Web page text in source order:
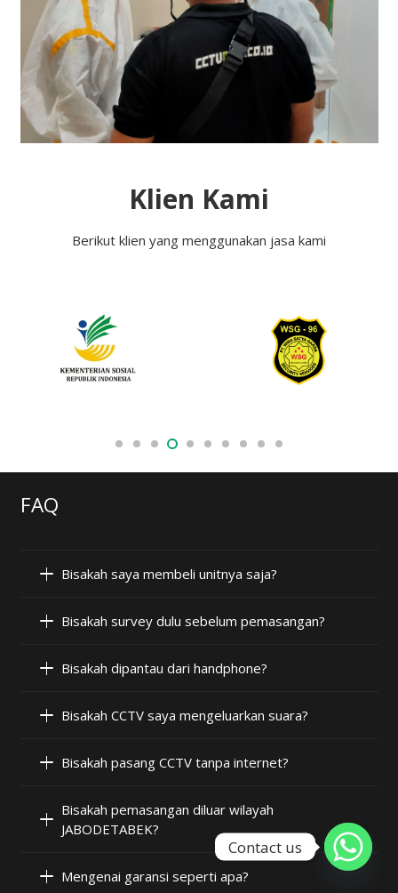
Klien Kami
Berikut klien yang menggunakan jasa kami
FAQ
Bisakah saya membeli unitnya saja?
Bisakah survey dulu sebelum pemasangan?
Bisakah dipantau dari handphone?
Bisakah CCTV saya mengeluarkan suara?
Bisakah pasang CCTV tanpa internet?
Bisakah pemasangan diluar wilayah
JABODETABEK?
Mengenai garansi seperti apa?
Contact us